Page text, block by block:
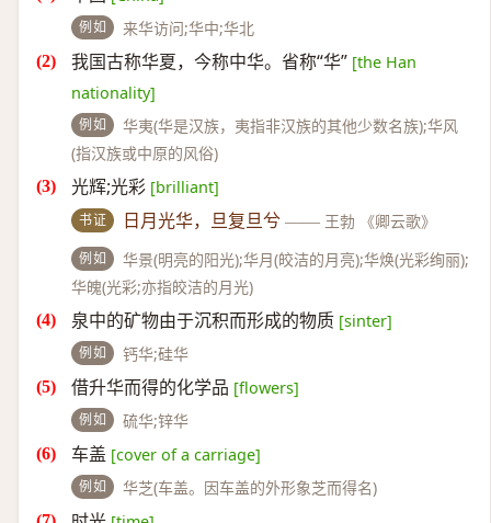
例如 来华访问;华中;华北
我国古称华夏，今称中华。省称“华” [the Han
nationality]
例如
华夷(华是汉族，夷指非汉族的其他少数名族);华风
(指汉族或中原的风俗)
光辉;光彩 [brilliant]
书证 日月光华，旦复旦兮 —— 王勃 《卿云歌》
例如
华景(明亮的阳光);华月(皎洁的月亮);华焕(光彩绚丽);
华魄(光彩;亦指皎洁的月光)
泉中的矿物由于沉积而形成的物质 [sinter]
例如 钙华;硅华
借升华而得的化学品 [flowers]
例如 硫华;锌华
车盖 [cover of a carriage]
例如 华芝(车盖。因车盖的外形象芝而得名)